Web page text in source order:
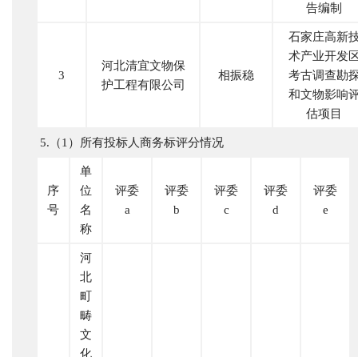
告编制
3
河北清宜文物保
护工程有限公司
相振稳
石家庄高新
术产业开发
考古调查勘
和文物影响
估项目
5.（1）所有投标人商务标评分情况
序
号
单
位
名
称
评委
a
评委
b
评委
c
评委
d
评委
e
河
北
町
畴
文
化